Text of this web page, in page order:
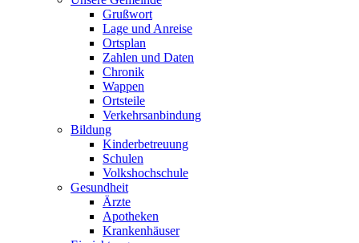
Grußwort
Lage und Anreise
Ortsplan
Zahlen und Daten
Chronik
Wappen
Ortsteile
Verkehrsanbindung
Bildung
Kinderbetreuung
Schulen
Volkshochschule
Gesundheit
Ärzte
Apotheken
Krankenhäuser